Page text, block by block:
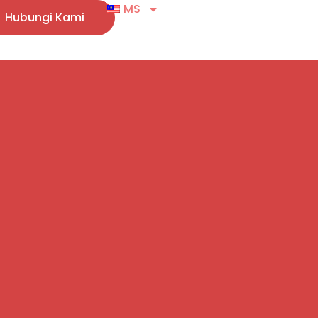
Hubungi Kami
MS